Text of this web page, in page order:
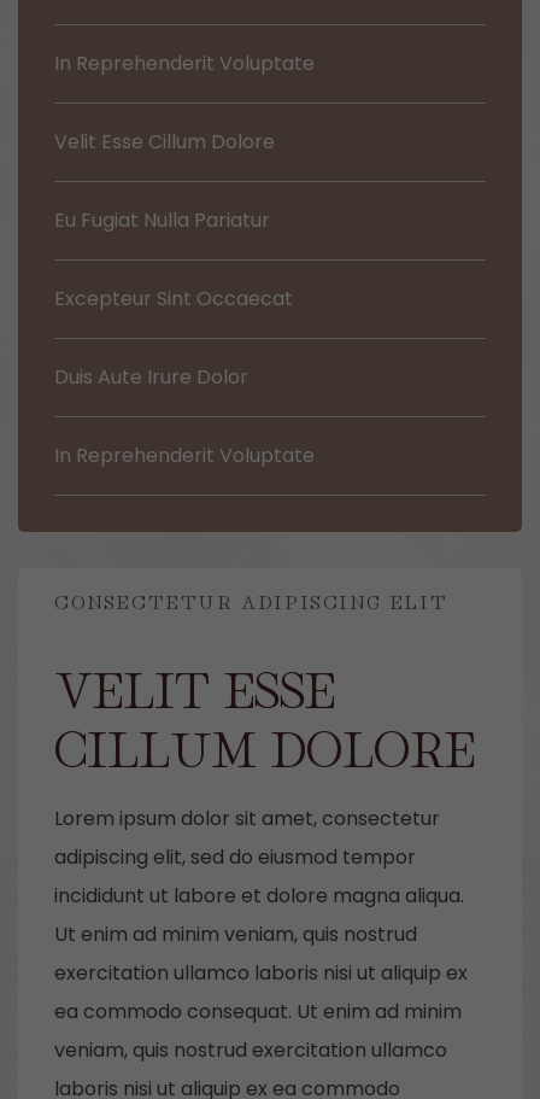
In Reprehenderit Voluptate
Velit Esse Cillum Dolore
Eu Fugiat Nulla Pariatur
Excepteur Sint Occaecat
Duis Aute Irure Dolor
In Reprehenderit Voluptate
CONSECTETUR ADIPISCING ELIT
VELIT ESSE
CILLUM DOLORE
Lorem ipsum dolor sit amet, consectetur
adipiscing elit, sed do eiusmod tempor
incididunt ut labore et dolore magna aliqua.
Ut enim ad minim veniam, quis nostrud
exercitation ullamco laboris nisi ut aliquip ex
ea commodo consequat. Ut enim ad minim
veniam, quis nostrud exercitation ullamco
laboris nisi ut aliquip ex ea commodo